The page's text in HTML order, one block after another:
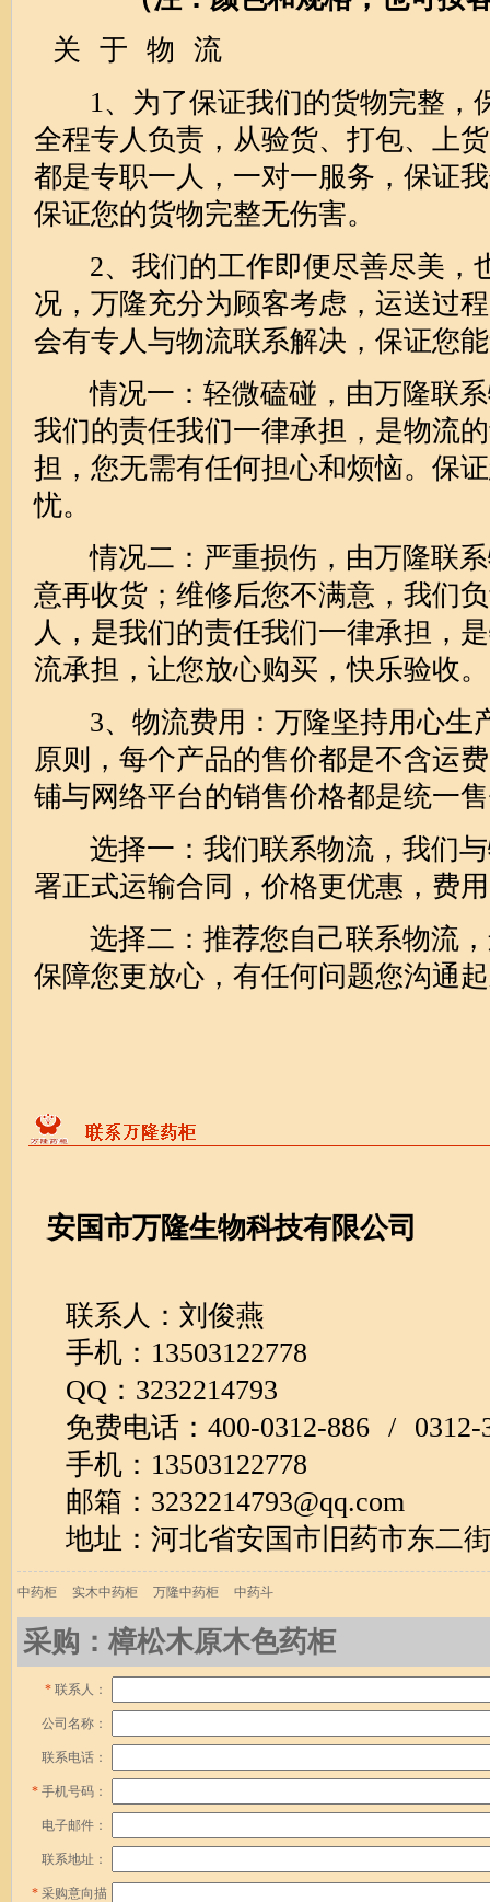
关 于 物 流
1、为了保证我们的货物完整，
全程专人负责，从验货、打包、上
都是专职一人，一对一服务，保证
保证您的货物完整无伤害。
2、我们的工作即便尽善尽美，
况，万隆充分为顾客考虑，运送过
会有专人与物流联系解决，保证您
情况一：轻微磕碰，由万隆联系
我们的责任我们一律承担，是物流
担，您无需有任何担心和烦恼。保
忧。
情况二：严重损伤，由万隆联系
意再收货；维修后您不满意，我们
人，是我们的责任我们一律承担，
流承担，让您放心购买，快乐验收。
3、物流费用：万隆坚持用心生
原则，每个产品的售价都是不含运
铺与网络平台的销售价格都是统一
选择一：我们联系物流，我们与
署正式运输合同，价格更优惠，费
选择二：推荐您自己联系物流，
保障您更放心，有任何问题您沟通
安国市万隆生物科技有限公司
联系人：刘俊燕
手机：13503122778
QQ：3232214793
免费电话：400-0312-886 / 0312-
手机：13503122778
邮箱： 3232214793@qq.com
地址：河北省安国市旧药市东二
中药柜 实木中药柜 万隆中药柜 中药斗
采购：樟松木原木色药柜
* 联系人：
公司名称：
联系电话：
* 手机号码：
电子邮件：
联系地址：
* 采购意向描